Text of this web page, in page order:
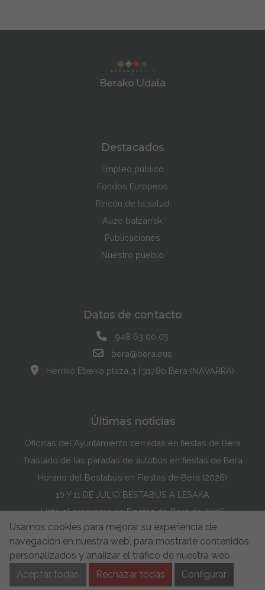
Berako Udala
Destacados
Empleo público
Fondos Europeos
Rincón de la salud
Auzo batzarrak
Publicaciones
Nuestro pueblo
Datos de contacto
948 63 00 05
bera@bera.eus
Herriko Etxeko plaza, 1 | 31780 Bera (NAVARRA)
Últimas noticias
Oficinas del Ayuntamiento cerradas en fiestas de Bera
Traslado de las paradas de autobús en fiestas de Bera
Horario del Bestabus en Fiestas de Bera (2026)
10 Y 11 DE JULIO BESTABUS A LESAKA
Listo el programa de Fiestas de Bera de 2026
Política de Cookies Accesibilidad
Aviso Legal
Aviso de privacidad
Buzón de Sugerencias
Política de Seguridad de la información
Usamos cookies para mejorar su experiencia de
navegación en nuestra web, para mostrarle contenidos
personalizados y analizar el tráfico de nuestra web.
Aceptar todas
Rechazar todas Configurar